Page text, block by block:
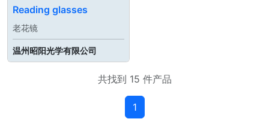
Reading glasses
老花镜
温州昭阳光学有限公司
共找到 15 件产品
1